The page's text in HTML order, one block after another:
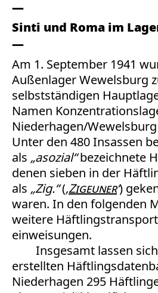
Sinti und Roma im
Am 1. September 1941
Außenlager Wewelsburg
selbstständigen
Namen
Niederhagen/Wewelsburg
Unter den 480 Insassen
als „asozial“bezeichnete
denen sieben in der
als „Zig.“(‚Zigeuner‘)
waren. In den folgenden
weitere
einweisungen.
Insgesamt lassen
erstellten
Niederhagen 295